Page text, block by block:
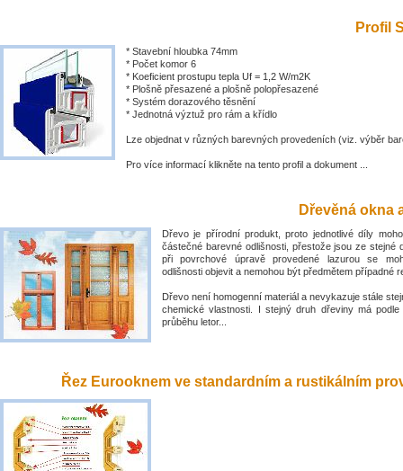
Profil
* Stavební hloubka 74mm
* Počet komor 6
* Koeficient prostupu tepla Uf = 1,2 W/m2K
* Plošně přesazené a plošně polopřesazené
* Systém dorazového těsnění
* Jednotná výztuž pro rám a křídlo
Lze objednat v různých barevných provedeních (viz. výběr
Pro více informací klikněte na tento profil a dokument ...
Dřevěná okna
Dřevo je přírodní produkt, proto jednotlivé díly
částečné barevné odlišnosti, přestože jsou ze stejné
při povrchové úpravě provedené lazurou se
odlišnosti objevit a nemohou být předmětem případné
Dřevo není homogenní materiál a nevykazuje stále
chemické vlastnosti. I stejný druh dřeviny má
průběhu letor...
Řez Eurooknem ve standardním a rustikálním